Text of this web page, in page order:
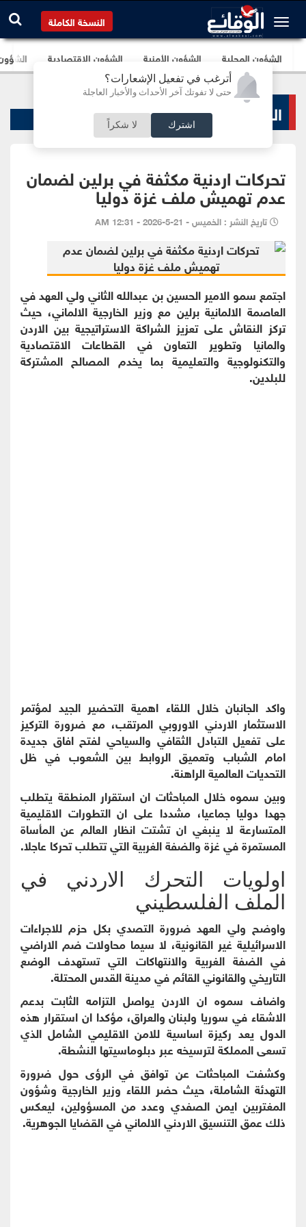
أترغب في تفعيل الإشعارات؟
حتى لا تفوتك آخر الأحداث والأخبار العاجلة
اشترك لا شكراً
النسخة الكاملة
الشؤون المحلية الشؤون الأمنية الشؤون الإقتصادية
الشؤون المحلية
تحركات اردنية مكثفة في برلين لضمان
عدم تهميش ملف غزة دوليا
تاريخ النشر : الخميس - 21-5-2026 - 12:31 AM
اجتمع سمو الامير الحسين بن عبدالله الثاني ولي العهد في
العاصمة الالمانية برلين مع وزير الخارجية الالماني، حيث
تركز النقاش على تعزيز الشراكة الاستراتيجية بين الاردن
والمانيا وتطوير التعاون في القطاعات الاقتصادية
والتكنولوجية والتعليمية بما يخدم المصالح المشتركة
للبلدين.
واكد الجانبان خلال اللقاء اهمية التحضير الجيد لمؤتمر
الاستثمار الاردني الاوروبي المرتقب، مع ضرورة التركيز
على تفعيل التبادل الثقافي والسياحي لفتح افاق جديدة
امام الشباب وتعميق الروابط بين الشعوب في ظل
التحديات العالمية الراهنة.
وبين سموه خلال المباحثات ان استقرار المنطقة يتطلب
جهدا دوليا جماعيا، مشددا على ان التطورات الاقليمية
المتسارعة لا ينبغي ان تشتت انظار العالم عن المأساة
المستمرة في غزة والضفة الغربية التي تتطلب تحركا عاجلا.
اولويات التحرك الاردني في
الملف الفلسطيني
واوضح ولي العهد ضرورة التصدي بكل حزم للاجراءات
الاسرائيلية غير القانونية، لا سيما محاولات ضم الاراضي
في الضفة الغربية والانتهاكات التي تستهدف الوضع
التاريخي والقانوني القائم في مدينة القدس المحتلة.
واضاف سموه ان الاردن يواصل التزامه الثابت بدعم
الاشقاء في سوريا ولبنان والعراق، مؤكدا ان استقرار هذه
الدول يعد ركيزة اساسية للامن الاقليمي الشامل الذي
تسعى المملكة لترسيخه عبر دبلوماسيتها النشطة.
وكشفت المباحثات عن توافق في الرؤى حول ضرورة
التهدئة الشاملة، حيث حضر اللقاء وزير الخارجية وشؤون
المغتربين ايمن الصفدي وعدد من المسؤولين، ليعكس
ذلك عمق التنسيق الاردني الالماني في القضايا الجوهرية.